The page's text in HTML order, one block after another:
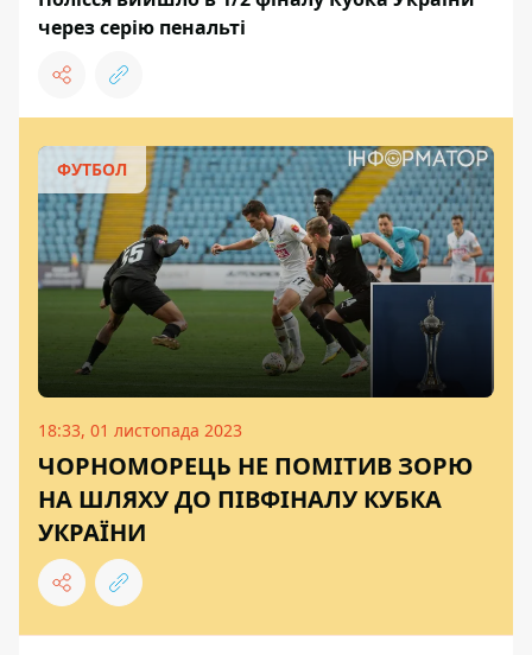
через серію пенальті
ФУТБОЛ
18:33, 01 листопада 2023
ЧОРНОМОРЕЦЬ НЕ ПОМІТИВ ЗОРЮ
НА ШЛЯХУ ДО ПІВФІНАЛУ КУБКА
УКРАЇНИ